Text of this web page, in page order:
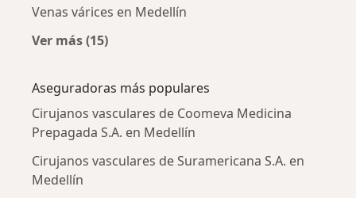
Venas várices en Medellín
Ver más (15)
Aseguradoras más populares
Cirujanos vasculares de Coomeva Medicina
Prepagada S.A. en Medellín
Cirujanos vasculares de Suramericana S.A. en
Medellín